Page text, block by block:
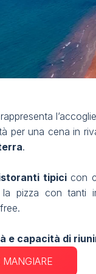
Information
business
in un click
per una cena in
.
tipici con
la pizza con tanti
e capacità di